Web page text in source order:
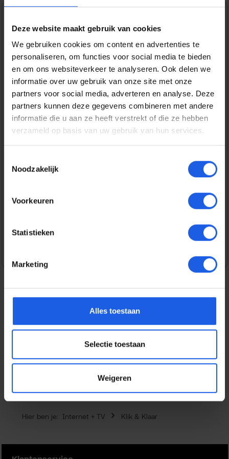
Deze website maakt gebruik van cookies
We gebruiken cookies om content en advertenties te
personaliseren, om functies voor social media te bieden
en om ons websiteverkeer te analyseren. Ook delen we
informatie over uw gebruik van onze site met onze
partners voor social media, adverteren en analyse. Deze
partners kunnen deze gegevens combineren met andere
informatie die u aan ze heeft verstrekt of die ze hebben
verzameld op basis van uw gebruik van hun services.
Noodzakelijk
Voorkeuren
Statistieken
Marketing
Alles toestaan
Selectie toestaan
Weigeren
Normale prijs:
€ 24,99
Prijzen incl. BTW en excl. verzendkosten
Bestel nu
Productnummer: EAN:
14 dagen bedenktijd
De Klik&Klaar hoezen voor de nieuwe Odido Klik&Klaar
Eigenschappen
Hier ben je: Internet + TV Klik & Klaar